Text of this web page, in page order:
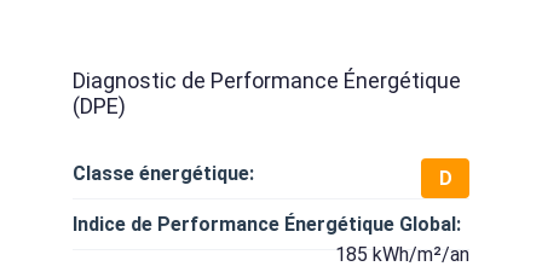
Diagnostic de Performance Énergétique
(DPE)
Classe énergétique:
D
Indice de Performance Énergétique Global:
185 kWh/m²/an